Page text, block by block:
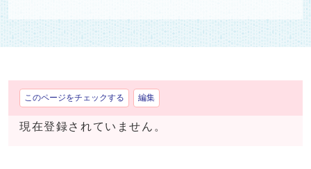
このページをチェックする 編集
現在登録されていません。